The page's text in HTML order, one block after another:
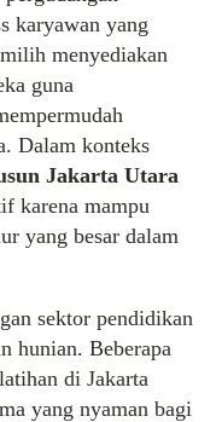
karyawan yang
menyediakan
guna
Dalam konteks
Jakarta Utara
karena mampu
yang besar dalam
sektor pendidikan
hunian. Beberapa
di Jakarta
yang nyaman bagi